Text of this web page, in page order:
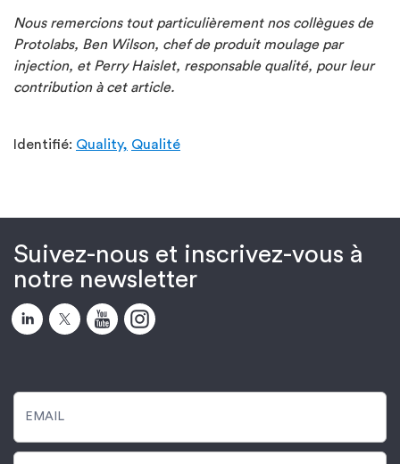
Nous remercions tout particulièrement nos collègues de
Protolabs, Ben Wilson, chef de produit moulage par
injection, et Perry Haislet, responsable qualité, pour leur
contribution à cet article.
Identifié: Quality, Qualité
Suivez-nous et inscrivez-vous à
notre newsletter